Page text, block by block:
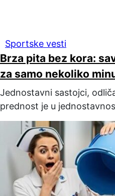
Sportske vesti
Brza pita bez kora:
za samo nekoliko
Jednostavni sastojci,
prednost je u